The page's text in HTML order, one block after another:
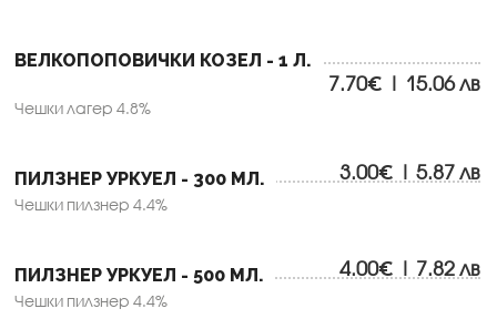
ВЕЛКОПОПОВИЧКИ КОЗЕЛ - 1 Л.
7.70€ | 15.06 лв
Чешки лагер 4.8%
ПИЛЗНЕР УРКУЕЛ - 300 МЛ. 3.00€ | 5.87 лв
Чешки пилзнер 4.4%
ПИЛЗНЕР УРКУЕЛ - 500 МЛ. 4.00€ | 7.82 лв
Чешки пилзнер 4.4%